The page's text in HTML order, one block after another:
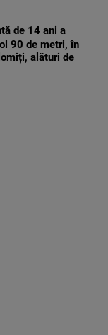
de 14 ani a
90 de metri, în
alături de